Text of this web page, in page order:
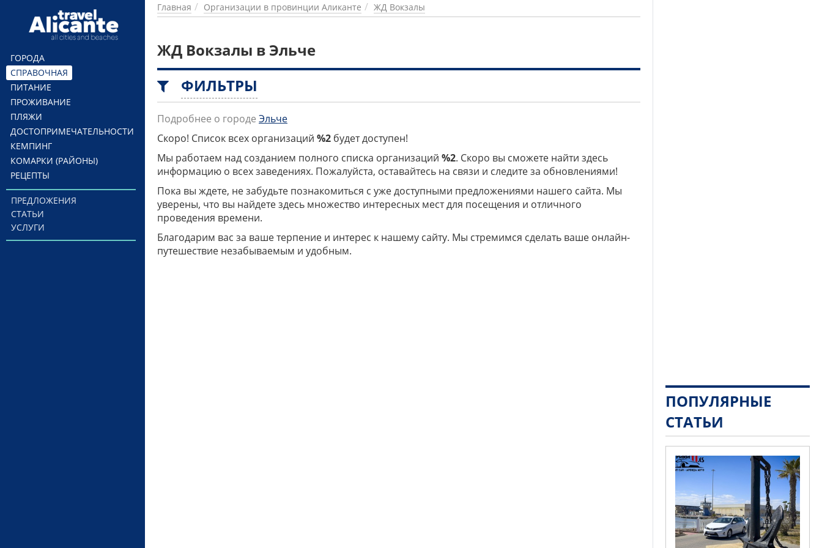
Перейти к основному содержанию
ГОРОДА
СПРАВОЧНАЯ
ПИТАНИЕ
ПРОЖИВАНИЕ
ПЛЯЖИ
ДОСТОПРИМЕЧАТЕЛЬНОСТИ
КЕМПИНГ
КОМАРКИ (РАЙОНЫ)
РЕЦЕПТЫ
ПРЕДЛОЖЕНИЯ
СТАТЬИ
УСЛУГИ
Главная Организации в провинции Аликанте ЖД Вокзалы
ЖД Вокзалы в Эльче
ФИЛЬТРЫ
Подробнее о городе Эльче
Скоро! Список всех организаций %2 будет доступен!
Мы работаем над созданием полного списка организаций %2. Скоро вы сможете найти здесь
информацию о всех заведениях. Пожалуйста, оставайтесь на связи и следите за обновлениями!
Пока вы ждете, не забудьте познакомиться с уже доступными предложениями нашего сайта. Мы
уверены, что вы найдете здесь множество интересных мест для посещения и отличного
проведения времени.
Благодарим вас за ваше терпение и интерес к нашему сайту. Мы стремимся сделать ваше онлайн-
путешествие незабываемым и удобным.
ПОПУЛЯРНЫЕ
СТАТЬИ